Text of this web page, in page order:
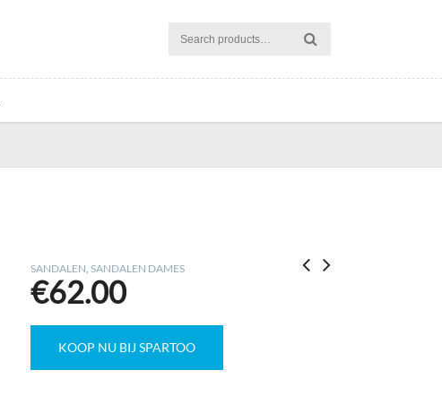
SANDALEN, SANDALEN DAMES
€62.00
KOOP NU BIJ SPARTOO